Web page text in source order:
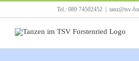
Inhalt
springen
Tel.: 089 74502452 tanz@tsv-